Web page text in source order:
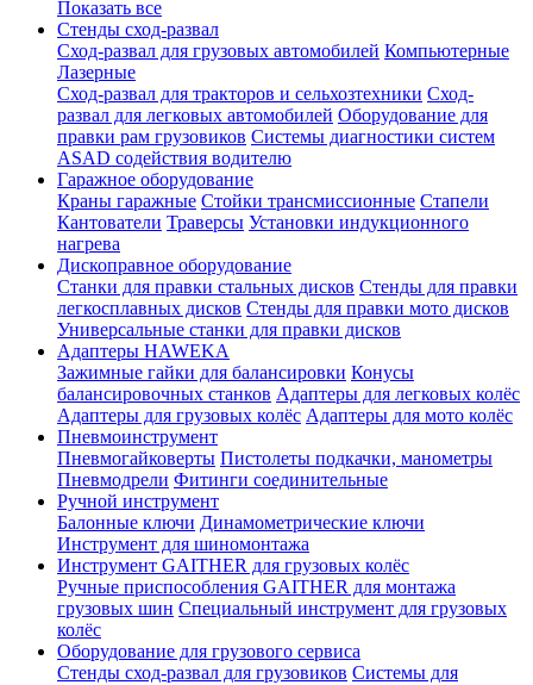
Показать все
Стенды сход-развал
Сход-развал для грузовых автомобилей Компьютерные
Лазерные
Сход-развал для тракторов и сельхозтехники Сход-
развал для легковых автомобилей Оборудование для
правки рам грузовиков Системы диагностики систем
ASAD содействия водителю
Гаражное оборудование
Краны гаражные Стойки трансмиссионные Стапели
Кантователи Траверсы Установки индукционного
нагрева
Дископравное оборудование
Станки для правки стальных дисков Стенды для правки
легкосплавных дисков Стенды для правки мото дисков
Универсальные станки для правки дисков
Адаптеры HAWEKA
Зажимные гайки для балансировки Конусы
балансировочных станков Адаптеры для легковых колёс
Адаптеры для грузовых колёс Адаптеры для мото колёс
Пневмоинструмент
Пневмогайковерты Пистолеты подкачки, манометры
Пневмодрели Фитинги соединительные
Ручной инструмент
Балонные ключи Динамометрические ключи
Инструмент для шиномонтажа
Инструмент GAITHER для грузовых колёс
Ручные приспособления GAITHER для монтажа
грузовых шин Специальный инструмент для грузовых
колёс
Оборудование для грузового сервиса
Стенды сход-развал для грузовиков Системы для